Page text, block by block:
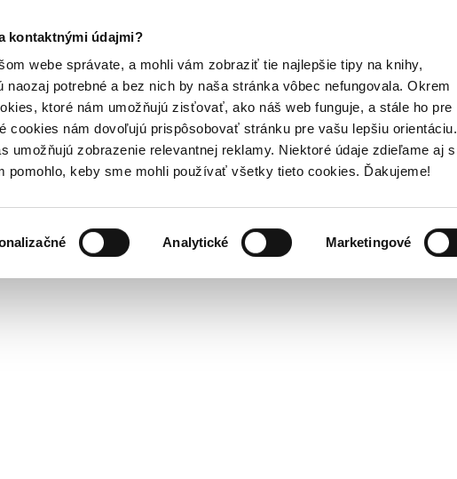
kontaktnými údajmi?
webe správate, a mohli vám zobraziť tie najlepšie tipy na knihy,
potrebné a bez nich by naša stránka vôbec nefungovala. Okrem
ktoré nám umožňujú zisťovať, ako náš web funguje, a stále ho pre
cookies nám dovoľujú prispôsobovať stránku pre vašu lepšiu orientáciu.
umožňujú zobrazenie relevantnej reklamy. Niektoré údaje zdieľame aj s
pomohlo, keby sme mohli používať všetky tieto cookies. Ďakujeme!
Analytické Marketingové